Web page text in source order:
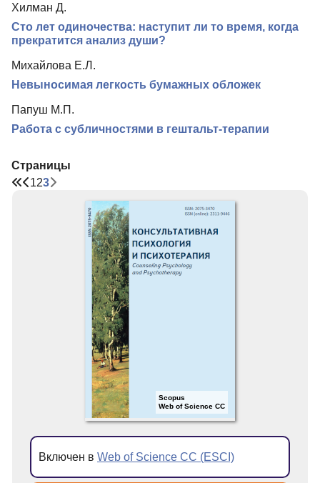
Редколлегия
Редакционная политика
Индексирование
Для авторов
Рубрики
Подписка
Контакты
Хилман Д.
Сто лет одиночества: наступит ли то время, когда
прекратится анализ души?
Михайлова Е.Л.
Невыносимая легкость бумажных обложек
Папуш М.П.
Работа с субличностями в гештальт-терапии
Страницы
123
Scopus
Web of Science CC
Включен в Web of Science CC (ESCI)